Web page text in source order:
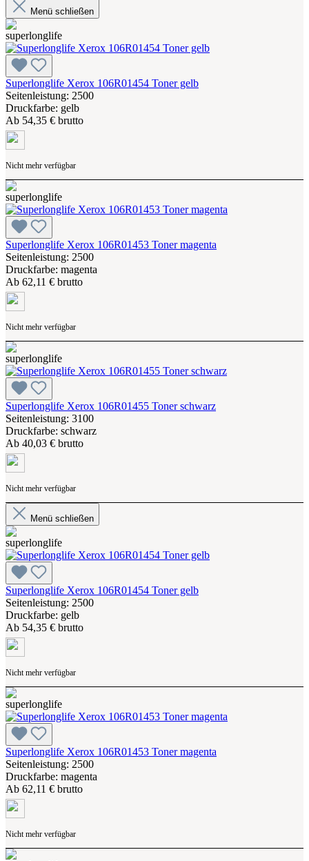
Menü schließen
Superlonglife Xerox 106R01454 Toner gelb
Seitenleistung: 2500
Druckfarbe: gelb
Ab 54,35 € brutto
Nicht mehr verfügbar
Superlonglife Xerox 106R01453 Toner magenta
Seitenleistung: 2500
Druckfarbe: magenta
Ab 62,11 € brutto
Nicht mehr verfügbar
Superlonglife Xerox 106R01455 Toner schwarz
Seitenleistung: 3100
Druckfarbe: schwarz
Ab 40,03 € brutto
Nicht mehr verfügbar
Menü schließen
Superlonglife Xerox 106R01454 Toner gelb
Seitenleistung: 2500
Druckfarbe: gelb
Ab 54,35 € brutto
Nicht mehr verfügbar
Superlonglife Xerox 106R01453 Toner magenta
Seitenleistung: 2500
Druckfarbe: magenta
Ab 62,11 € brutto
Nicht mehr verfügbar